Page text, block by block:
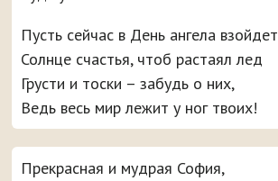
Пусть сейчас в День ангела взойдет
Солнце счастья, чтоб растаял лед
Грусти и тоски – забудь о них,
Ведь весь мир лежит у ног твоих!
Прекрасная и мудрая София,